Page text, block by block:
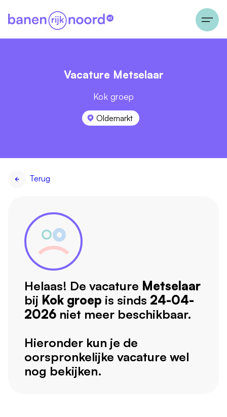
Vacature Metselaar
Kok groep
Oldemarkt
Terug
Helaas! De vacature Metselaar
bij Kok groep is sinds 24-04-
2026 niet meer beschikbaar.
Hieronder kun je de
oorspronkelijke vacature wel
nog bekijken.